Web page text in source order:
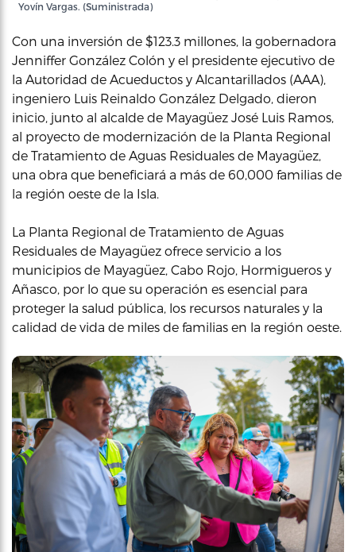
Yovín Vargas. (Suministrada)
Con una inversión de $123.3 millones, la gobernadora
Jenniffer González Colón y el presidente ejecutivo de
la Autoridad de Acueductos y Alcantarillados (AAA),
ingeniero Luis Reinaldo González Delgado, dieron
inicio, junto al alcalde de Mayagüez José Luis Ramos,
al proyecto de modernización de la Planta Regional
de Tratamiento de Aguas Residuales de Mayagüez,
una obra que beneficiará a más de 60,000 familias de
la región oeste de la Isla.
La Planta Regional de Tratamiento de Aguas
Residuales de Mayagüez ofrece servicio a los
municipios de Mayagüez, Cabo Rojo, Hormigueros y
Añasco, por lo que su operación es esencial para
proteger la salud pública, los recursos naturales y la
calidad de vida de miles de familias en la región oeste.